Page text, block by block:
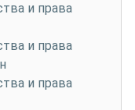
и права
и права
и права